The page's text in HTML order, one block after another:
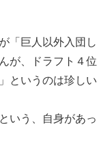
「巨人以外入団し
が、ドラフト４位
というのは珍しい
いう、自身があっ